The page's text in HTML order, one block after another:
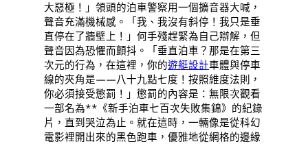
大惡極！」領頭的泊車警察用一個擴音器大喊，
聲音充滿機械感。「我、我沒有斜停！我只是垂
直停在了牆壁上！」何手殘趕緊為自己辯解，但
聲音因為恐懼而顫抖。「垂直泊車？那是在第三
次元的行為，在這裡，你的遊艇設計車體與停車
線的夾角是——八十九點七度！按照維度法則，
你必須接受懲罰！」懲罰的內容是：無限次觀看
一部名為**《新手泊車七百次失敗集錦》的紀錄
片，直到哭泣為止。就在這時，一輛像是從科幻
電影裡開出來的黑色跑車，優雅地從網格的邊緣